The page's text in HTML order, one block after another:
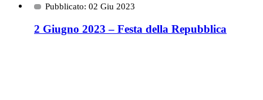
Pubblicato: 02 Giu 2023
2 Giugno 2023 – Festa della Repubblica